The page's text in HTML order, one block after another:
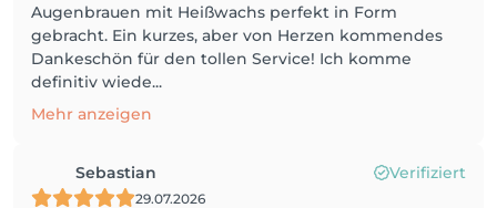
Augenbrauen mit Heißwachs perfekt in Form
gebracht. Ein kurzes, aber von Herzen kommendes
Dankeschön für den tollen Service! Ich komme
definitiv wiede...
Mehr anzeigen
Sebastian Verifiziert
29.07.2026